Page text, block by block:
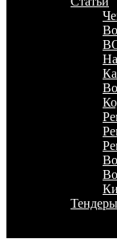
Тендеры